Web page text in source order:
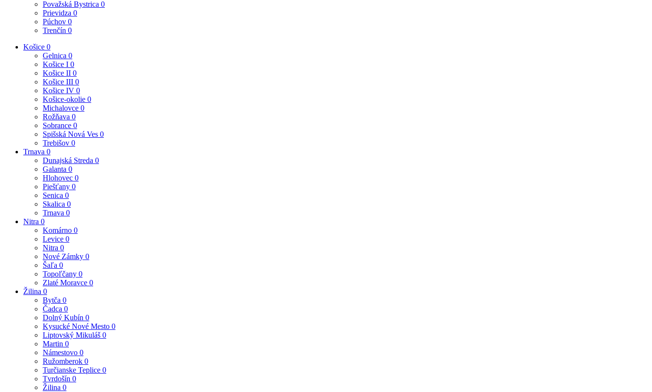
Považská Bystrica 0
Prievidza 0
Púchov 0
Trenčín 0
Košice 0
Gelnica 0
Košice I 0
Košice II 0
Košice III 0
Košice IV 0
Košice-okolie 0
Michalovce 0
Rožňava 0
Sobrance 0
Spišská Nová Ves 0
Trebišov 0
Trnava 0
Dunajská Streda 0
Galanta 0
Hlohovec 0
Piešťany 0
Senica 0
Skalica 0
Trnava 0
Nitra 0
Komárno 0
Levice 0
Nitra 0
Nové Zámky 0
Šaľa 0
Topoľčany 0
Zlaté Moravce 0
Žilina 0
Bytča 0
Čadca 0
Dolný Kubín 0
Kysucké Nové Mesto 0
Liptovský Mikuláš 0
Martin 0
Námestovo 0
Ružomberok 0
Turčianske Teplice 0
Tvrdošín 0
Žilina 0